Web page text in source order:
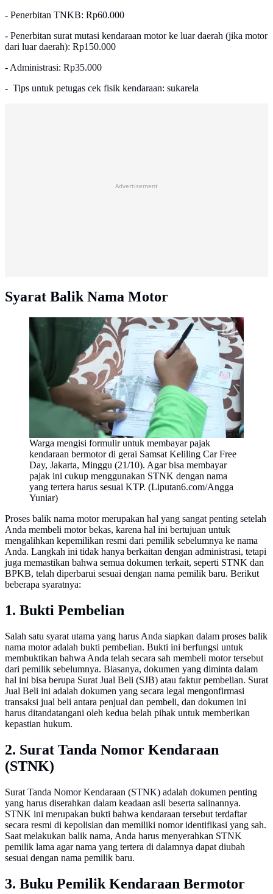
- Penerbitan TNKB: Rp60.000
- Penerbitan surat mutasi kendaraan motor ke luar daerah (jika motor
dari luar daerah): Rp150.000
- Administrasi: Rp35.000
- Tips untuk petugas cek fisik kendaraan: sukarela
Advertisement
Syarat Balik Nama Motor
Warga mengisi formulir untuk membayar pajak
kendaraan bermotor di gerai Samsat Keliling Car Free
Day, Jakarta, Minggu (21/10). Agar bisa membayar
pajak ini cukup menggunakan STNK dengan nama
yang tertera harus sesuai KTP. (Liputan6.com/Angga
Yuniar)
Proses balik nama motor merupakan hal yang sangat penting setelah
Anda membeli motor bekas, karena hal ini bertujuan untuk
mengalihkan kepemilikan resmi dari pemilik sebelumnya ke nama
Anda. Langkah ini tidak hanya berkaitan dengan administrasi, tetapi
juga memastikan bahwa semua dokumen terkait, seperti STNK dan
BPKB, telah diperbarui sesuai dengan nama pemilik baru. Berikut
beberapa syaratnya:
1. Bukti Pembelian
Salah satu syarat utama yang harus Anda siapkan dalam proses balik
nama motor adalah bukti pembelian. Bukti ini berfungsi untuk
membuktikan bahwa Anda telah secara sah membeli motor tersebut
dari pemilik sebelumnya. Biasanya, dokumen yang diminta dalam
hal ini bisa berupa Surat Jual Beli (SJB) atau faktur pembelian. Surat
Jual Beli ini adalah dokumen yang secara legal mengonfirmasi
transaksi jual beli antara penjual dan pembeli, dan dokumen ini
harus ditandatangani oleh kedua belah pihak untuk memberikan
kepastian hukum.
2. Surat Tanda Nomor Kendaraan
(STNK)
Surat Tanda Nomor Kendaraan (STNK) adalah dokumen penting
yang harus diserahkan dalam keadaan asli beserta salinannya.
STNK ini merupakan bukti bahwa kendaraan tersebut terdaftar
secara resmi di kepolisian dan memiliki nomor identifikasi yang sah.
Saat melakukan balik nama, Anda harus menyerahkan STNK
pemilik lama agar nama yang tertera di dalamnya dapat diubah
sesuai dengan nama pemilik baru.
3. Buku Pemilik Kendaraan Bermotor